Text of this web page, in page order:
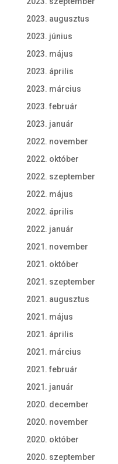
2023. augusztus
2023. június
2023. május
2023. április
2023. március
2023. február
2023. január
2022. november
2022. október
2022. szeptember
2022. május
2022. április
2022. január
2021. november
2021. október
2021. szeptember
2021. augusztus
2021. május
2021. április
2021. március
2021. február
2021. január
2020. december
2020. november
2020. október
2020. szeptember